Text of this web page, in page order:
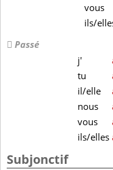
vous
ils/
Passé
j'
tu
il/elle
nous
vous
ils/elles
Subjonctif